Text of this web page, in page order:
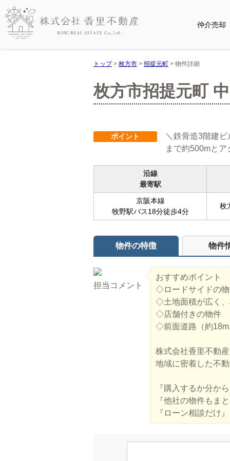
仲介売却
トップ> 枚方市 > 招提元町 > 物件詳細
枚方市招提元町
ポイント
＼鉄骨造3階建
まで約500mと
沿線
最寄駅
京阪本線
牧野駅バス18分徒歩4分
枚
物件の特徴 物件
担当コメント
おすすめポイント
◇ロードサイドの
◇土地面積が広く
◇店舗付きの物件
◇前面道路（約18m
株式会社香里不動
地域に密着した不
『購入するか分か
『他社の物件もま
『ローン相談だけ